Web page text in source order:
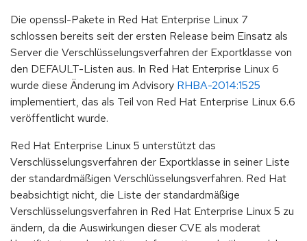
Die openssl-Pakete in Red Hat Enterprise Linux 7
schlossen bereits seit der ersten Release beim Einsatz als
Server die Verschlüsselungsverfahren der Exportklasse von
den DEFAULT-Listen aus. In Red Hat Enterprise Linux 6
wurde diese Änderung im Advisory RHBA-2014:1525
implementiert, das als Teil von Red Hat Enterprise Linux 6.6
veröffentlicht wurde.
Red Hat Enterprise Linux 5 unterstützt das
Verschlüsselungsverfahren der Exportklasse in seiner Liste
der standardmäßigen Verschlüsselungsverfahren. Red Hat
beabsichtigt nicht, die Liste der standardmäßige
Verschlüsselungsverfahren in Red Hat Enterprise Linux 5 zu
ändern, da die Auswirkungen dieser CVE als moderat